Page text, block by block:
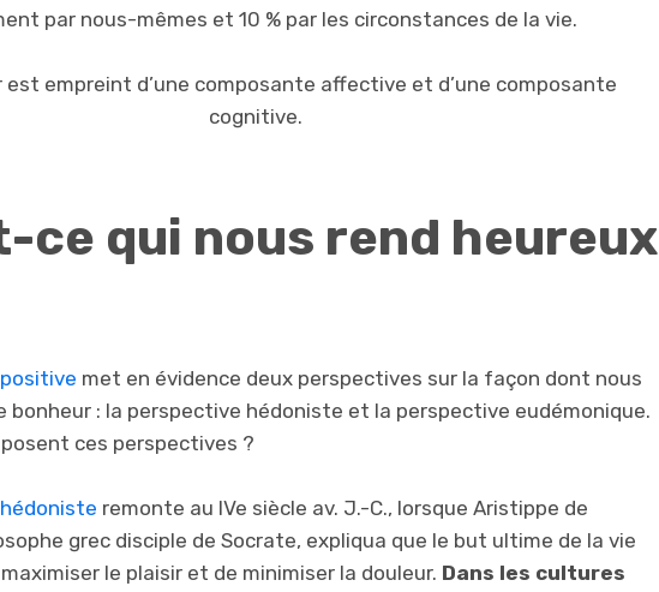
par nous-mêmes et 10 % par les circonstances de la vie.
est empreint d’une composante affective et d’une composante
cognitive.
ce qui nous rend heureux
met en évidence deux perspectives sur la façon dont nous
bonheur : la perspective hédoniste et la perspective eudémonique.
ces perspectives ?
remonte au IVe siècle av. J.-C., lorsque Aristippe de
grec disciple de Socrate, expliqua que le but ultime de la vie
le plaisir et de minimiser la douleur. Dans les cultures